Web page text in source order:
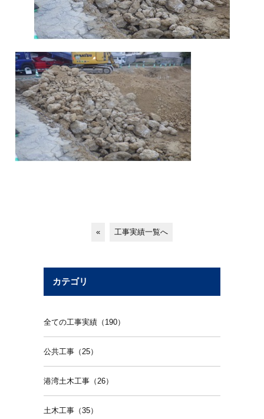
« 工事実績一覧へ
カテゴリ
全ての工事実績（190）
公共工事（25）
港湾土木工事（26）
土木工事（35）